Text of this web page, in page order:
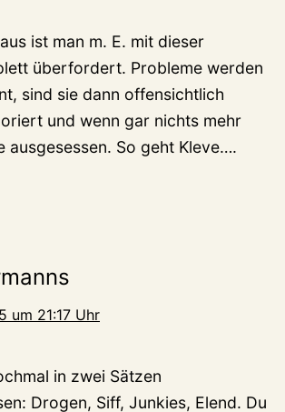
ist man m. E. mit dieser
überfordert. Probleme werden
sind sie dann offensichtlich
und wenn gar nichts mehr
ausgesessen. So geht Kleve….
um 21:17 Uhr
in zwei Sätzen
Drogen, Siff, Junkies, Elend. Du